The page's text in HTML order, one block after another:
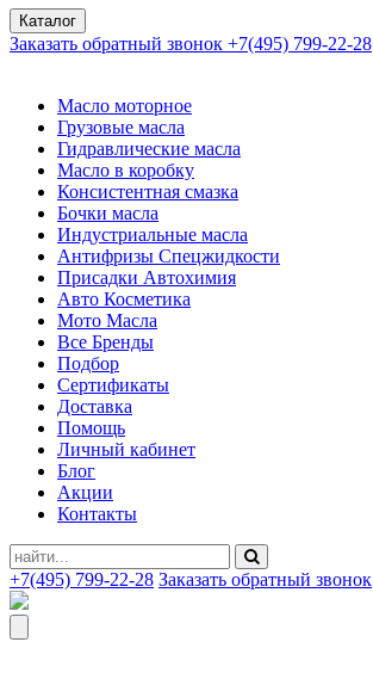
Каталог
Заказать обратный звонок +7(495) 799-22-28
Масло моторное
Грузовые масла
Гидравлические масла
Масло в коробку
Консистентная смазка
Бочки масла
Индустриальные масла
Антифризы Спецжидкости
Присадки Автохимия
Авто Косметика
Мото Масла
Все Бренды
Подбор
Сертификаты
Доставка
Помощь
Личный кабинет
Блог
Акции
Контакты
+7(495) 799-22-28 Заказать обратный звонок